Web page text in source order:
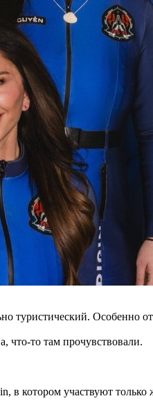
Особенно
что-то там прочувствовали.
в котором участвуют